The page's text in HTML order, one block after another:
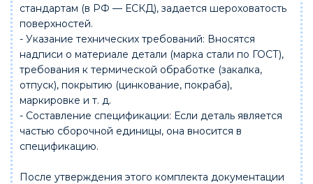
стандартам (в РФ — ЕСКД), задается шероховатость
поверхностей.
- Указание технических требований: Вносятся
надписи о материале детали (марка стали по ГОСТ),
требования к термической обработке (закалка,
отпуск), покрытию (цинкование, покраба),
маркировке и т. д.
- Составление спецификации: Если деталь является
частью сборочной единицы, она вносится в
спецификацию.
После утверждения этого комплекта документации